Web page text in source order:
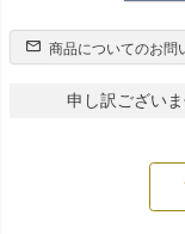
商品についてのお問
申し訳ござい